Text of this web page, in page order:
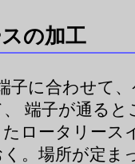
の加工
子に合わせて
端子が通る
たロータリース
く。場所が定ま